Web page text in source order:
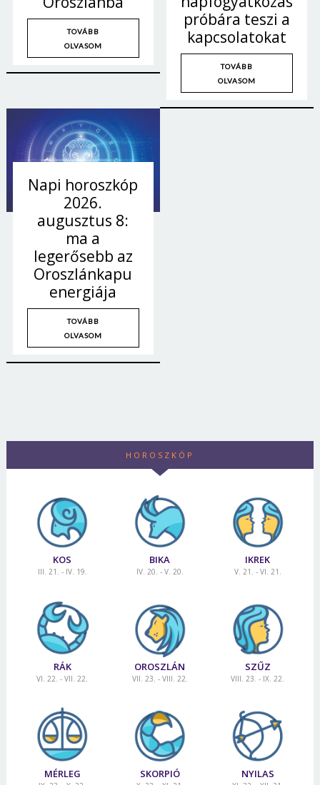
TOVÁBB
OLVASOM
próbára teszi a
kapcsolatokat
TOVÁBB
OLVASOM
Napi horoszkóp
2026.
augusztus 8:
ma a
legerősebb az
Oroszlánkapu
energiája
TOVÁBB
OLVASOM
HOROSZKÓP
KOS
III. 21. - IV. 19.
BIKA
IV. 20. - V. 20.
IKREK
V. 21. - VI. 21.
RÁK
VI. 22. - VII. 22.
OROSZLÁN
VII. 23. - VIII. 22.
SZŰZ
VIII. 23. - IX. 22.
MÉRLEG SKORPIÓ NYILAS
Borsonline bejelentkezés
E-mail cím vagy felhasználónév